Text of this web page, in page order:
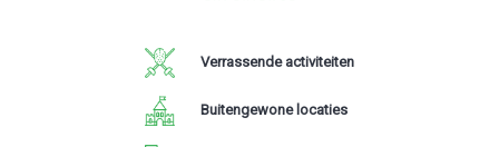
Verrassende activiteiten
Buitengewone locaties